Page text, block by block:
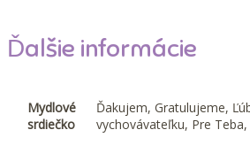
Ďalšie informácie
Mydlové
srdiečko
Ďakujem, Gratulujeme,
vychovávateľku, Pre